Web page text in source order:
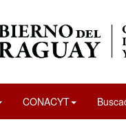
CONACYT